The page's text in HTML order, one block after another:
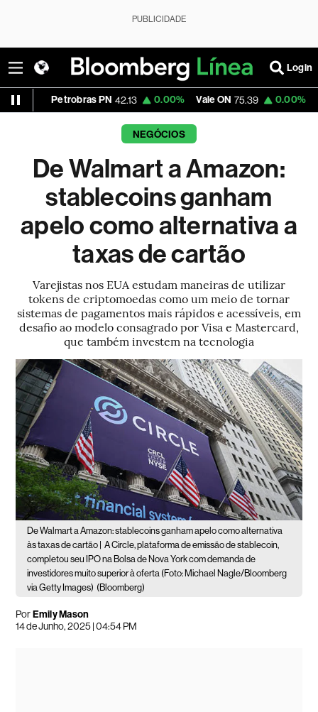
PUBLICIDADE
Login
PN 42.13 0.00% Vale ON 75.39 0.00% Itaú PN
NEGÓCIOS
De Walmart a Amazon:
stablecoins ganham
apelo como alternativa a
taxas de cartão
Varejistas nos EUA estudam maneiras de utilizar
tokens de criptomoedas como um meio de tornar
sistemas de pagamentos mais rápidos e acessíveis, em
desafio ao modelo consagrado por Visa e Mastercard,
que também investem na tecnologia
De Walmart a Amazon: stablecoins ganham apelo como alternativa
às taxas de cartão |
A Circle, plataforma de emissão de stablecoin,
completou seu IPO na Bolsa de Nova York com demanda de
investidores muito superior à oferta (Foto: Michael Nagle/Bloomberg
via Getty Images) (Bloomberg)
PorEmily Mason
14 de Junho, 2025 | 04:54 PM